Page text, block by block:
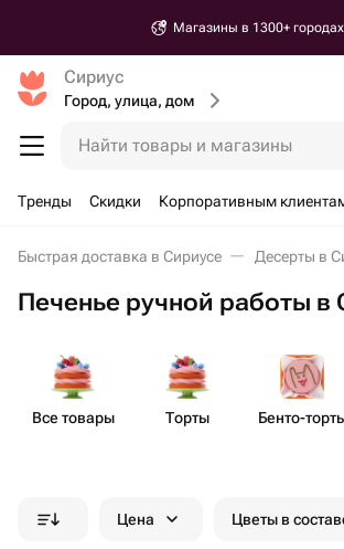
Магазины в 1300+ городах
Сириус
Город, улица, дом
Найти товары и магазины
Тренды Скидки Корпоративным
Быстрая доставка в Сириусе Десерты в
Печенье ручной работы в
Все товары Торты Бенто​-
Цена Цветы в